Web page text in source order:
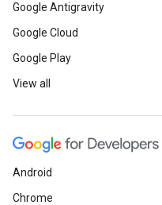
Google Antigravity
Google Cloud
Google Play
View all
Android
Chrome